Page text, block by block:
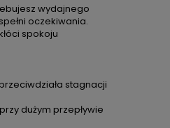
wydajnego
oczekiwania.
spokoju
stagnacji
dużym przepływie